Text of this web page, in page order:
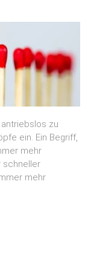
zu
ein. Ein Begriff,
mehr
schneller
mehr